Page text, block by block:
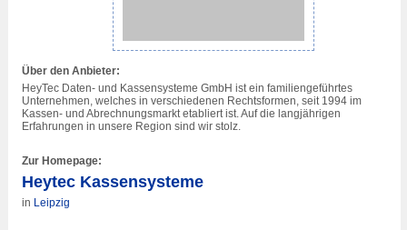
Über den Anbieter:
HeyTec Daten- und Kassensysteme GmbH ist ein familiengeführtes
Unternehmen, welches in verschiedenen Rechtsformen, seit 1994 im
Kassen- und Abrechnungsmarkt etabliert ist. Auf die langjährigen
Erfahrungen in unsere Region sind wir stolz.
Zur Homepage:
Heytec Kassensysteme
in Leipzig